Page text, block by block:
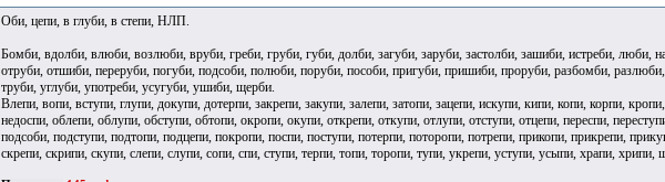
Оби, цепи, в глуби, в степи, НЛП.
Бомби, вдолби, влюби, возлюби, вруби, греби, груби, губи, долби, загуби, заруби, застолби, зашиби, истреби, люби,
отруби, отшиби, переруби, погуби, подсоби, полюби, поруби, пособи, пригуби, пришиби, проруби, разбомби, разлюби,
труби, углуби, употреби, усугуби, ушиби, щерби.
Влепи, вопи, вступи, глупи, докупи, дотерпи, закрепи, закупи, залепи, затопи, зацепи, искупи, кипи, копи, корпи,
недоспи, облепи, облупи, обступи, обтопи, окропи, окупи, открепи, откупи, отлупи, отступи, отцепи, переспи,
подсоби, подступи, подтопи, подцепи, покропи, поспи, поступи, потерпи, поторопи, потрепи, прикопи, прикрепи,
скрепи, скрипи, скупи, слепи, слупи, сопи, спи, ступи, терпи, топи, торопи, тупи, укрепи, уступи, усыпи, храпи, хрипи,